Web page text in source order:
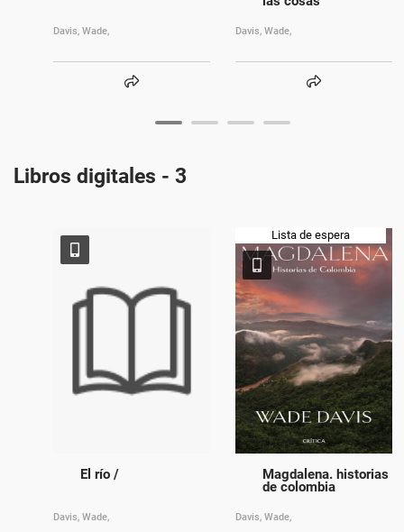
Davis, Wade, Davis, Wade,
Libros digitales - 3
El río /
Davis, Wade,
Lista de espera
Magdalena. historias
de colombia
Davis, Wade,